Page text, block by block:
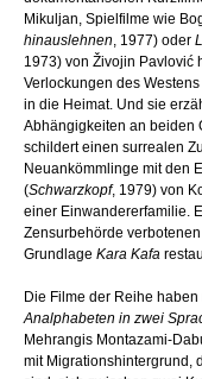
Mikuljan, Spielfilme wie
hinauslehnen, 1977) oder
1973) von Živojin Pavlović
Verlockungen des
in die Heimat. Und sie
Abhängigkeiten an beiden
schildert einen surrealen
Neuankömmlinge mit den
(Schwarzkopf, 1979) von
einer Einwandererfamilie.
Zensurbehörde
Grundlage Kara Kafa
Die Filme der Reihe
Analphabeten in zwei
Mehrangis Montazami-
mit Migrationshintergrund,